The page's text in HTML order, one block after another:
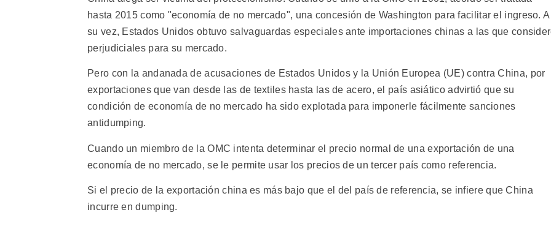
hasta 2015 como "economía de no mercado", una concesión de Washington para facilitar el ingreso. A
su vez, Estados Unidos obtuvo salvaguardas especiales ante importaciones chinas a las que
perjudiciales para su mercado.
Pero con la andanada de acusaciones de Estados Unidos y la Unión Europea (UE) contra China, por
exportaciones que van desde las de textiles hasta las de acero, el país asiático advirtió que su
condición de economía de no mercado ha sido explotada para imponerle fácilmente sanciones
antidumping.
Cuando un miembro de la OMC intenta determinar el precio normal de una exportación de una
economía de no mercado, se le permite usar los precios de un tercer país como referencia.
Si el precio de la exportación china es más bajo que el del país de referencia, se infiere que China
incurre en dumping.